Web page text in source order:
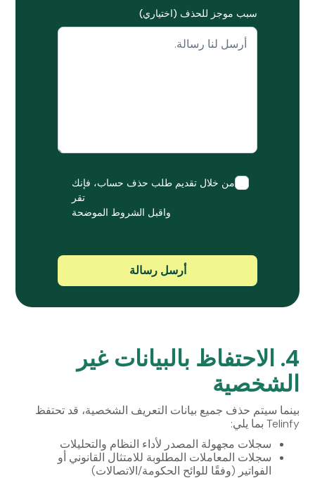
سبب موجز للحذف (اختياري)
من خلال تقديم طلب حذف حساب، فإنك
تقر
واقبل الشروط الموضحة
4. الاحتفاظ بالبيانات غير
الشخصية
بينما سيتم حذف جميع بيانات التعريف الشخصية، قد تحتفظ
Telinfy بما يلي:
سجلات مجهولة المصدر لأداء النظام والتحليلات
سجلات المعاملات المطلوبة للامتثال القانوني أو
الفواتير (وفقًا للوائح الحكومة/الاتصالات)